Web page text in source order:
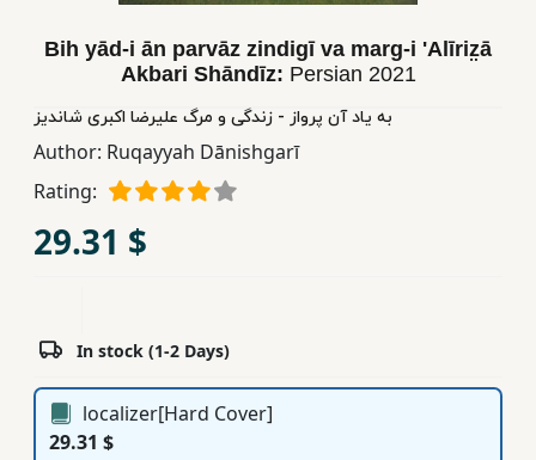
Educational
Ferdosi
Services
Bih yād-i ān parvāz zindigī va marg-i 'Alīriz̤ā
Akbari Shāndīz: Persian 2021
به یاد آن پرواز - زندگی و مرگ علیرضا اکبری شاندیز
Author: Ruqayyah Dānishgarī
Rating:
29.31 $
In stock (1-2 Days)
localizer[Hard Cover]
29.31 $